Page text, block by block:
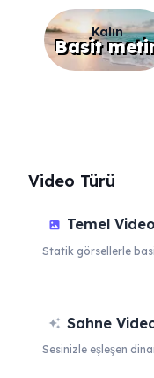
Kalın
Basit
Video Türü
Temel Video
Statik görsellerle
Sahne
Sesinizle eşleşen